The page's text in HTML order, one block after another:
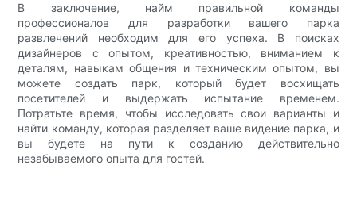
В заключение, найм правильной команды
профессионалов для разработки вашего парка
развлечений необходим для его успеха. В поисках
дизайнеров с опытом, креативностью, вниманием к
деталям, навыкам общения и техническим опытом, вы
можете создать парк, который будет восхищать
посетителей и выдержать испытание временем.
Потратьте время, чтобы исследовать свои варианты и
найти команду, которая разделяет ваше видение парка, и
вы будете на пути к созданию действительно
незабываемого опыта для гостей.